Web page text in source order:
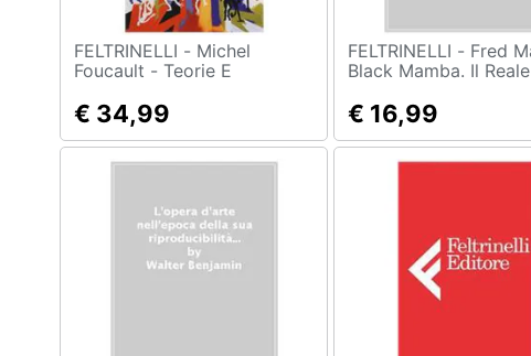
Prima infanzia
Casalinghi
FELTRINELLI - Michel
Foucault - Teorie E
Collège De France (1971-
1972)
€ 34,99
FELTRINELLI - Fred Mast -
Black Mamba. Il Reale
€ 16,99